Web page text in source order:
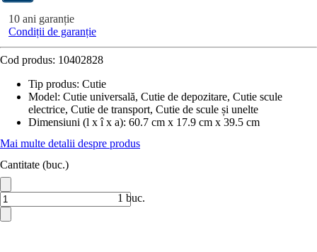
10 ani garanție
Condiții de garanție
Cod produs: 10402828
Tip produs: Cutie
Model: Cutie universală, Cutie de depozitare, Cutie scule
electrice, Cutie de transport, Cutie de scule și unelte
Dimensiuni (l x î x a): 60.7 cm x 17.9 cm x 39.5 cm
Mai multe detalii despre produs
Cantitate (buc.)
1 buc.